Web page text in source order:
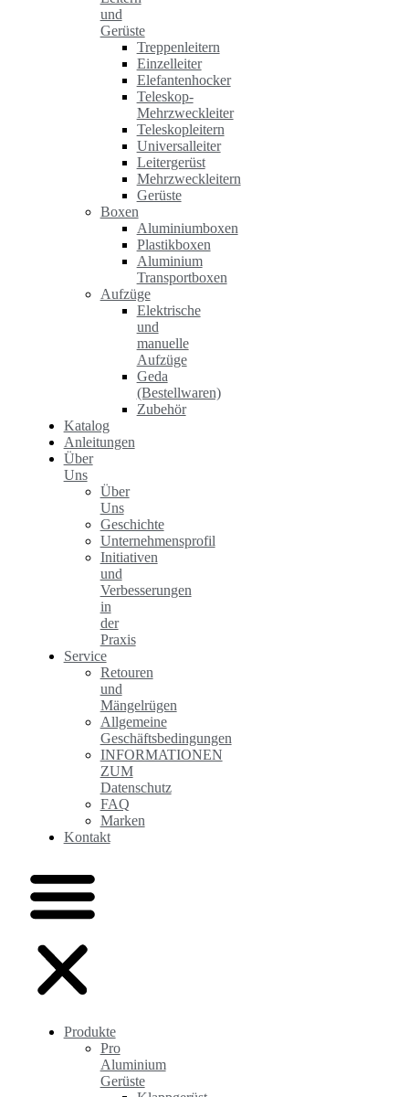
und
Gerüste
Treppenleitern
Einzelleiter
Elefantenhocker
Teleskop-
Mehrzweckleiter
Teleskopleitern
Universalleiter
Leitergerüst
Mehrzweckleitern
Gerüste
Boxen
Aluminiumboxen
Plastikboxen
Aluminium
Transportboxen
Aufzüge
Elektrische
und
manuelle
Aufzüge
Geda
(Bestellwaren)
Zubehör
Katalog
Anleitungen
Über
Uns
Über
Uns
Geschichte
Unternehmensprofil
Initiativen
und
Verbesserungen
in
der
Praxis
Service
Retouren
und
Mängelrügen
Allgemeine
Geschäftsbedingungen
INFORMATIONEN
ZUM
Datenschutz
FAQ
Marken
Kontakt
Produkte
Pro
Aluminium
Gerüste